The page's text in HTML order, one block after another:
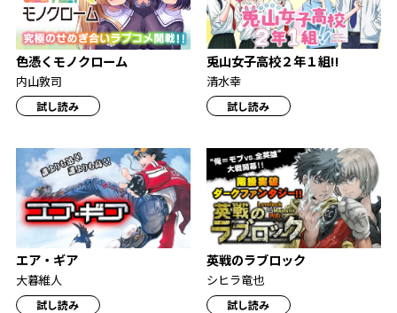
色憑くモノクローム
内山敦司
試し読み
兎山女子高校２年１組!!
清水幸
試し読み
エア・ギア
大暮維人
試し読み
英戦のラブロック
シヒラ竜也
試し読み